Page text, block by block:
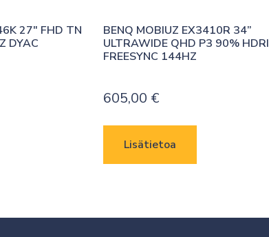
27″ FHD TN
DYAC
BENQ MOBIUZ EX3410R 34”
ULTRAWIDE QHD P3 90% HDRI
FREESYNC 144HZ
605,00 €
Lisätietoa